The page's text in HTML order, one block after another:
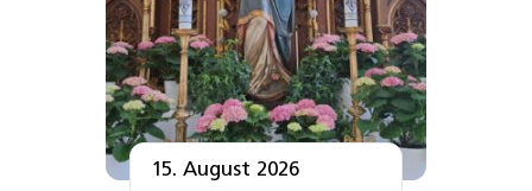
15. August 2026